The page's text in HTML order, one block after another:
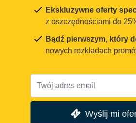
Ekskluzywne oferty
z oszczędnościami do
Bądź pierwszym, który
nowych rozkładach
Wyślij mi